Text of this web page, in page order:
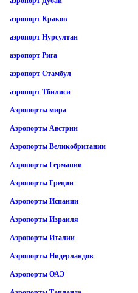
аэропорт Краков
аэропорт Нурсултан
аэропорт Рига
аэропорт Стамбул
аэропорт Тбилиси
Аэропорты мира
Аэропорты Австрии
Аэропорты Великобритании
Аэропорты Германии
Аэропорты Греции
Аэропорты Испании
Аэропорты Израиля
Аэропорты Италии
Аэропорты Нидерландов
Аэропорты ОАЭ